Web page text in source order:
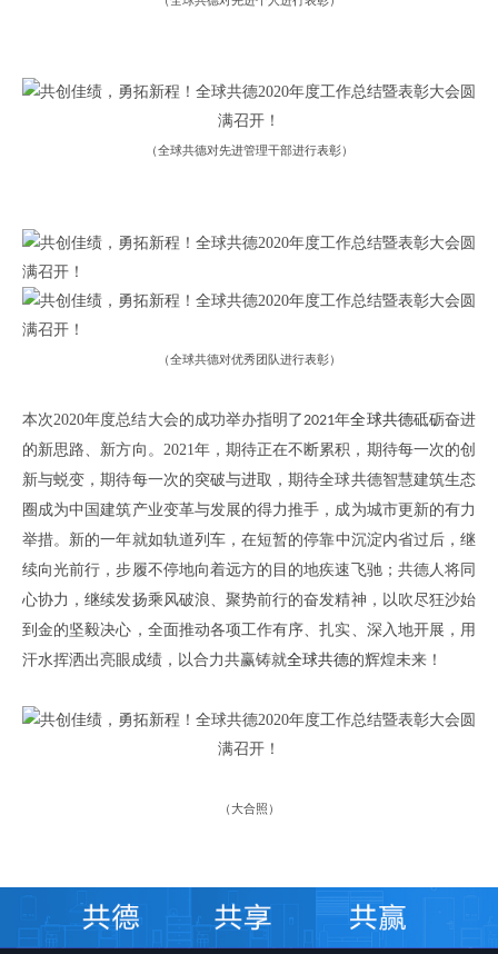
（全球共德对先进管理干部进行表彰）
（全球共德对优秀团队进行表彰）
本次2020年度总结大会的成功举办指明了2021年全球共德砥砺奋进
的新思路、新方向 。 2021年，期待正在不断累积，期待每一次的创
新与蜕变 ，期待每一次的突破与进取 ，期待全球共德智慧建筑生态
圈 成为中国建筑产业变革与发展的得力推手 ，成为城市更新的有力
举措。 新的一年就如轨道列车，在短暂的停靠中沉淀内省过后 ，继
续向光前行，步履不停地向着远方的目的地疾速 飞驰； 共德人将 同
心协力 ，继续发扬乘风破浪、 聚势前行的奋发精神， 以吹尽狂沙始
到金的坚毅决心 ， 全面推动各项工作有序、扎实、 深入地开展 ，用
汗水挥洒出亮眼成绩 ，以合力共赢铸就全球共德的辉煌未来！
（大合照 ）